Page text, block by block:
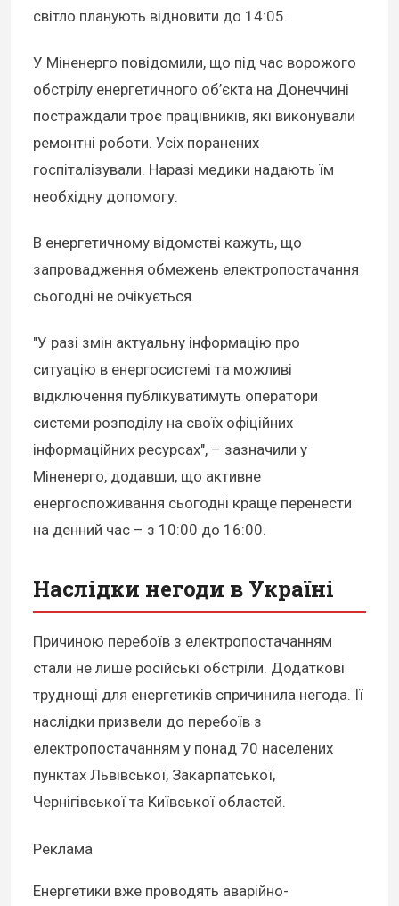
світло планують відновити до 14:05.
У Міненерго повідомили, що під час ворожого
обстрілу енергетичного об’єкта на Донеччині
постраждали троє працівників, які виконували
ремонтні роботи. Усіх поранених
госпіталізували. Наразі медики надають їм
необхідну допомогу.
В енергетичному відомстві кажуть, що
запровадження обмежень електропостачання
сьогодні не очікується.
"У разі змін актуальну інформацію про
ситуацію в енергосистемі та можливі
відключення публікуватимуть оператори
системи розподілу на своїх офіційних
інформаційних ресурсах", – зазначили у
Міненерго, додавши, що активне
енергоспоживання сьогодні краще перенести
на денний час – з 10:00 до 16:00.
Наслідки негоди в Україні
Причиною перебоїв з електропостачанням
стали не лише російські обстріли. Додаткові
труднощі для енергетиків спричинила негода. Її
наслідки призвели до перебоїв з
електропостачанням у понад 70 населених
пунктах Львівської, Закарпатської,
Чернігівської та Київської областей.
Реклама
Енергетики вже проводять аварійно-